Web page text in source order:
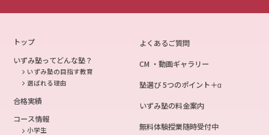
トップ
いずみ塾ってどんな塾？
いずみ塾の目指す教育
選ばれる理由
合格実績
コース情報
小学生
よくあるご質問
CM ・動画ギャラリー
塾選び 5つのポイント＋α
いずみ塾の料金案内
無料体験授業随時受付中